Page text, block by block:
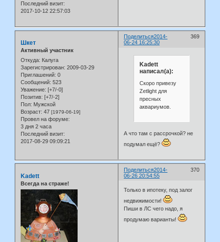
Последний визит:
2017-10-12 22:57:03
Поделиться 369
2014-
06-24 16:25:30
Шкет
Активный участник
Откуда: Калуга
Зарегистрирован: 2009-03-29
Приглашений: 0
Сообщений: 523
Уважение: [+7/-0]
Позитив: [+7/-2]
Пол: Мужской
Возраст: 47 [1979-06-19]
Провел на форуме:
3 дня 2 часа
Последний визит:
2017-08-29 09:09:21
Kadett
написал(а):
Скоро привезу
Zetlight для
пресных
аквариумов.
А что там с рассрочкой? не
подумал ещё?
Поделиться 370
2014-
06-26 20:54:55
Kadett
Всегда на страже!
Только в ипотеку, под залог
недвижимости!
Пиши в ЛС чего надо, я
продумаю варианты!